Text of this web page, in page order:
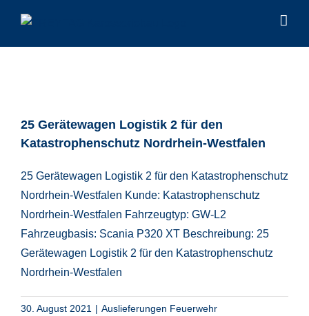
Inhalt
springen
25 Gerätewagen Logistik 2 für den
Katastrophenschutz Nordrhein-Westfalen
25 Gerätewagen Logistik 2 für den Katastrophenschutz
Nordrhein-Westfalen Kunde: Katastrophenschutz
Nordrhein-Westfalen Fahrzeugtyp: GW-L2
Fahrzeugbasis: Scania P320 XT Beschreibung: 25
Gerätewagen Logistik 2 für den Katastrophenschutz
Nordrhein-Westfalen
30. August 2021 | Auslieferungen Feuerwehr